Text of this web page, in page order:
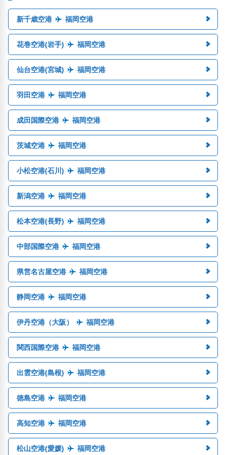
新千歳空港 福岡空港
花巻空港(岩手) 福岡空港
仙台空港(宮城) 福岡空港
羽田空港 福岡空港
成田国際空港 福岡空港
茨城空港 福岡空港
小松空港(石川) 福岡空港
新潟空港 福岡空港
松本空港(長野) 福岡空港
中部国際空港 福岡空港
県営名古屋空港 福岡空港
静岡空港 福岡空港
伊丹空港（大阪） 福岡空港
関西国際空港 福岡空港
出雲空港(島根) 福岡空港
徳島空港 福岡空港
高知空港 福岡空港
松山空港(愛媛) 福岡空港